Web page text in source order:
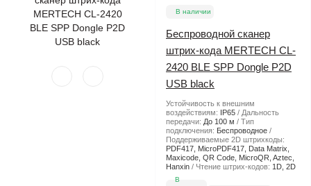
В наличии
Беспроводной сканер
штрих-кода MERTECH CL-
2420 BLE SPP Dongle P2D
USB black
Устойчивость к внешним
воздействиям: IP65
Дальность
передачи: До 100 м
Тип
подключения: Беспроводное
Поддерживаемые 2D штрихкоды:
PDF417, MicroPDF417, Data Matrix,
Maxicode, QR Code, MicroQR, Aztec,
Hanxin
Чтение штрих-кодов: 1D, 2D
В